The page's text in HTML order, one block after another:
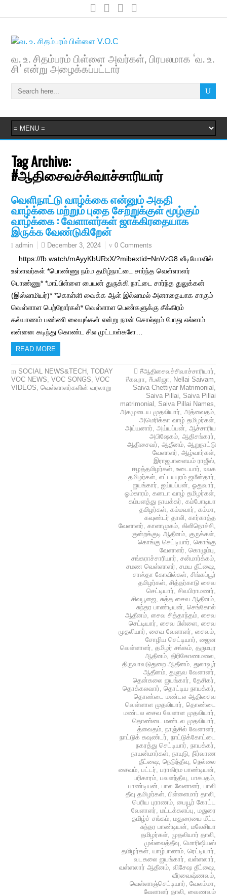
வ. உ. சிதம்பரம் பிள்ளை அவர்கள், பிரபலமாக ‘வ. உ.
சி’ என்று அழைக்கப்பட்டார்
Tag Archive:
#ஆதிசைவச்சிவாச்சாரியார்
வெளிநாட்டு வாழ்க்கை என்னும் அகதி
வாழ்க்கை மற்றும் புதை சேற்றுக்குள் மூழ்கும்
வாழ்க்கை : வேளாளர்கள் ஜாக்கிரதையாக
இருக்க வேண்டுகிறேன்
admin December 3, 2024 0 Comments
https://fb.watch/mAyyKbURxX/?mibextid=NnVzG8 வீடியோவில்
உள்ளவர்கள் *பொண்ணு நம்ம தமிழ்நாட்டை சார்ந்த வெள்ளாளர்
பொண்ணு* *மாப்பிள்ளை பையன் துருக்கி நாட்டை சார்ந்த துலுக்கன்
(இஸ்லாமியர்)* *கொள்ளி வைக்க ஆள் இல்லாமல் அனாதையாக சாகும்
வெள்ளாள பெற்றோர்கள்* வெள்ளாள பெண்களுக்கு சீக்கிரம்
கல்யாணம் பண்ணி வையுங்கள் என்று நான் சொல்லும் போது எல்லாம்
என்னை கடிந்து கொண்ட சில முட்டாள்களே…
READ MORE
SOCIAL NEWS&TECH ,TODAY
VOC NEWS,VOC SONGS,VOC
VIDEOS,வெள்ளாளர்களின் வரலாறு
#ஆதிசைவச்சிவாச்சாரியார்,
#கவுரா, #பலிஜா, Nellai Saivam,
Saiva Chettiyar Matrimonial ,
Saiva Pillai, Saiva Pillai
matrimonial , Saiva Pillai Names,
அகமுடைய முதலியார், அத்வைதம்,
அமெரிக்கா வாழ் தமிழர்கள்,
அய்யனார், அய்யப்பன், ஆச்சாரிய
அபிஷேகம், ஆதிசங்கரர்,
ஆதிசைவர், ஆதீனம், ஆறுநாட்டு
வேளாளர், ஆழ்வார்கள்,
இராஜபாளையம் ராஜீஸ்,
ஈழத்தமிழர்கள், உடையார், உலக
தமிழர்கள், எட்டயபுரம் ஜமீன்தார்,
ஐயங்கார், ஐய்யப்பன், ஓதுவார்,
ஓம்காரம், கனடா வாழ் தமிழர்கள்,
கம்பளத்து நாயக்கர், கம்போடியா
தமிழர்கள், கம்மவார், கம்மா,
கவுண்டர் தாலி, கார்காத்த
வேளாளர், காளாமுகம், கிளிநொச்சி,
குன்றக்குடி ஆதீனம், குருக்கள்,
கொங்கு செட்டியார், கொங்கு
வேளாளர், கொழும்பு,
சங்கராச்சாரியார், சன்மார்க்கம்,
சமண வெள்ளாளர், சமய தீட்ஷை,
சாஸ்தா கோவில்கள், சிங்கப்பூர்
தமிழர்கள், சித்தர்காடு சைவ
செட்டியார், சிவபிராமணர்,
சிவபூஜை, சுத்த சைவ ஆதீனம்,
சுந்தர பாண்டியன், செங்கோல்
ஆதீனம், சைவ சித்தாந்தம், சைவ
செட்டியார், சைவ பிள்ளை, சைவ
முதலியார், சைவ வேளாளர், சைவம்,
சோழிய செட்டியார், ஜைன
வெள்ளாளர், தமிழர் சங்கம், தருமபுர
ஆதீனம், திரிகோணமலை,
திருவாவடுதுறை ஆதீனம், துலாவூர்
ஆதீனம், துளுவ வேளாளர்,
தென்கலை ஐயங்கார், தேசிகர்,
தொக்கலவார், தொட்டிய நாயக்கர்,
தொண்டை மண்டல ஆதிசைவ
வெள்ளாள முதலியார், தொண்டை
மண்டல சைவ வேளாள முதலியார்,
தொண்டை மண்டல முதலியார்,
த்வைதம், நாஞ்சில் வேளாளர்,
நாட்டுக் கவுண்டர், நாட்டுக்கோட்டை
நகரத்து செட்டியார், நாயக்கர்,
நாயன்மார்கள், நாயுடு, நிர்வாண
தீட்ஷை, நெடுந்தீவு, நெல்லை
சைவம், பட்டர், பராகிரம பாண்டியன்,
பரிகாரம், பவளந்தீவு, பாசுபதம்,
பாண்டியன், பால வேளாளர், பாலி
தீவு தமிழர்கள், பிள்ளைமார் தாலி,
பெரிய புராணம், பையூர் கோட்ட
வேளாளர், மட்டக்களப்பு, மதுரை
தமிழ்ச் சங்கம், மதுரையை மீட்ட
சுந்தர பாண்டியன், மலேசியா
தமிழர்கள், முதலியார் தாலி,
முல்லைத்தீவு, மொரிஷியஸ்
தமிழர்கள், யாழ்பாணம், ரெட்டியார்,
வடகலை ஐயங்கார், வள்ளலார்,
வள்ளலார் ஆதீனம், விசேஷ தீட்ஷை,
வீரவைஷ்ணவம்,
வெள்ளாஞ்செட்டியார், வேலம்மா,
வேளாளர் தாலி, வைணவம்